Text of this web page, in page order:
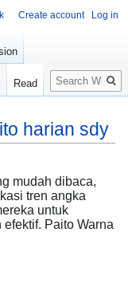
harian sdy
mudah dibaca,
tren angka
untuk
Paito Warna
Create account Log in
Read
Search